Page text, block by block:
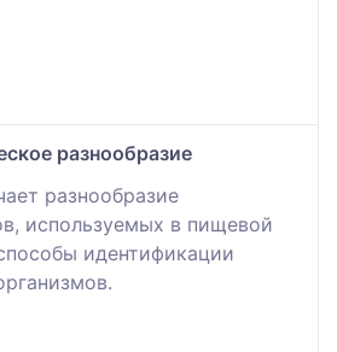
разнообразие
разнообразие
используемых в пищевой
идентификации